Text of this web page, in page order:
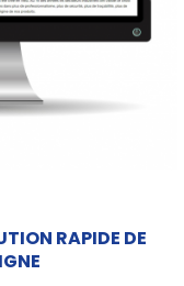
RAPIDE DE